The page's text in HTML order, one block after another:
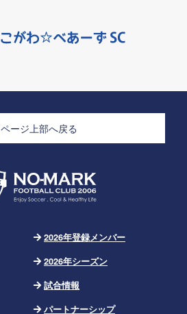
ページ上部へ戻る
2026年登録メンバー
2026年シーズン
試合情報
パートナーシップ